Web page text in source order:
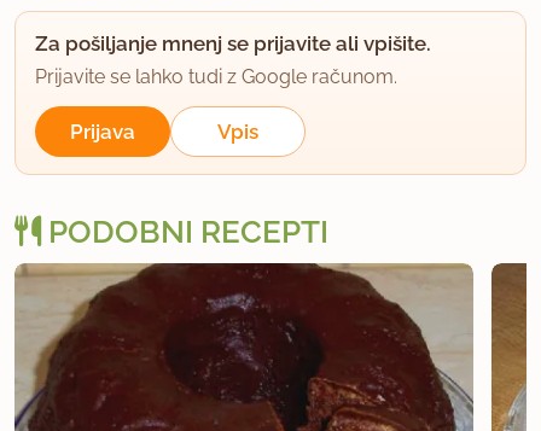
Za pošiljanje mnenj se prijavite ali vpišite.
Prijavite se lahko tudi z Google računom.
Prijava Vpis
PODOBNI RECEPTI